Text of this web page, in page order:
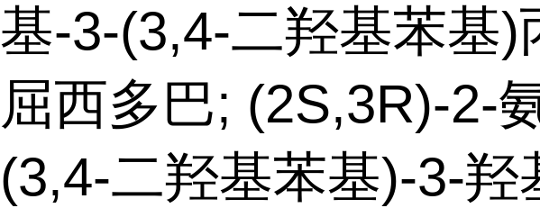
基-3-(3,4-二羟基苯基)
屈西多巴; (2S,3R)-2-
(3,4-二羟基苯基)-3-羟